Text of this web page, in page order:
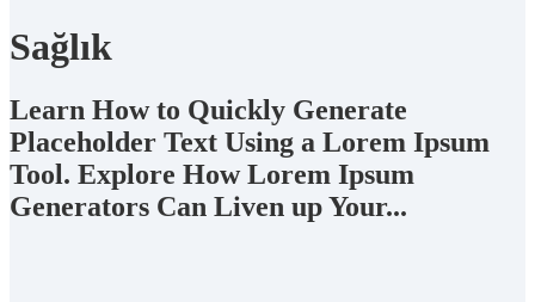
Sağlık
Learn How to Quickly Generate
Placeholder Text Using a Lorem Ipsum
Tool. Explore How Lorem Ipsum
Generators Can Liven up Your...